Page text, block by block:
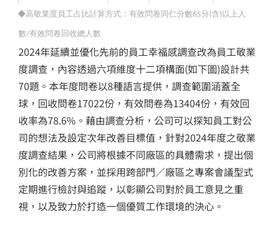
◆高敬業度員工占比計算方式：有效問卷同仁分數65分(含) 以上人
數/有效問卷回收總人數
2024年延續並優化先前的員工幸福感調查改為員工敬業
度調查，內容透過六項維度十二項構面(如下圖)設計共
70題。本年度問卷以8種語言提供，調查範圍涵蓋全
球，回收問卷17022份，有效問卷為13404份，有效回
收率為78.6%。藉由調查分析，公司可以探知員工對公
司的想法及設定次年改善目標值，針對2024年度之敬業
度調查結果，公司將根據不同廠區的具體需求，提出個
別化的改善方案，並採用跨部門／廠區之專案會議型式
定期進行檢討與追蹤，以彰顯公司對於員工意見之重
視，以及致力於打造一個優質工作環境的決心。